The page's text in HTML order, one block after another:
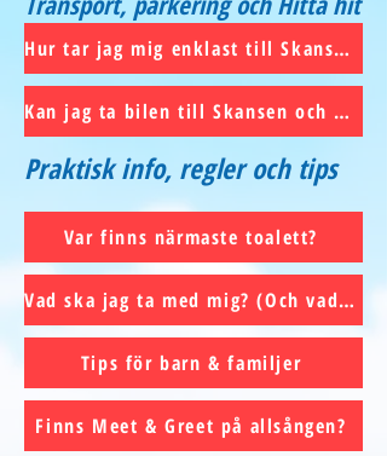
Hur tar jag mig enklast till Skansen?
Kan jag ta bilen till Skansen och var parkerar jag?
Praktisk info, regler och tips
Var finns närmaste toalett?
Vad ska jag ta med mig? (Och vad är förbjudet?)
Tips för barn & familjer
Finns Meet & Greet på allsången?